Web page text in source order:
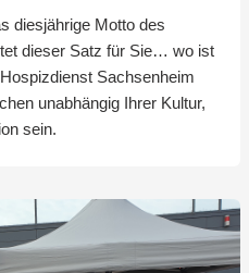
diesjährige Motto des
dieser Satz für Sie… wo ist
Sachsenheim
unabhängig Ihrer Kultur,
sein.